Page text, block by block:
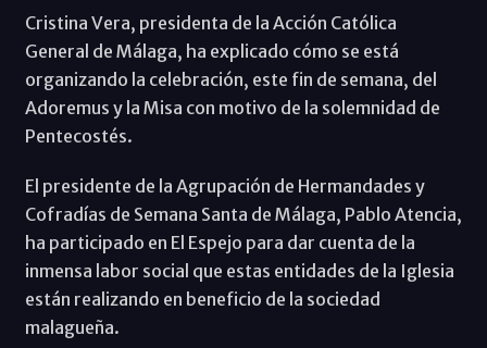
Cristina Vera, presidenta de la Acción Católica
General de Málaga, ha explicado cómo se está
organizando la celebración, este fin de semana, del
Adoremus y la Misa con motivo de la solemnidad de
Pentecostés.
El presidente de la Agrupación de Hermandades y
Cofradías de Semana Santa de Málaga, Pablo Atencia,
ha participado en El Espejo para dar cuenta de la
inmensa labor social que estas entidades de la Iglesia
están realizando en beneficio de la sociedad
malagueña.